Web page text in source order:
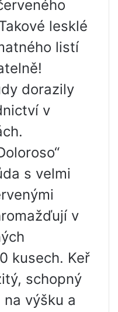
lesklé
listí
dorazily
v
s velmi
v
kusech. Keř
schopný
výšku a